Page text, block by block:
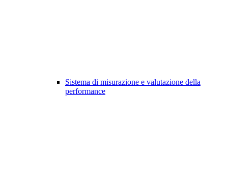
Sistema di misurazione e valutazione della
performance